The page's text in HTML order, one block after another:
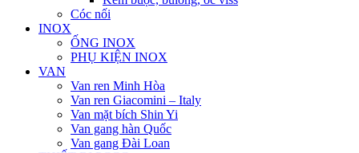
Cóc nối
INOX
ỐNG INOX
PHỤ KIỆN INOX
VAN
Van ren Minh Hòa
Van ren Giacomini – Italy
Van mặt bích Shin Yi
Van gang hàn Quốc
Van gang Đài Loan